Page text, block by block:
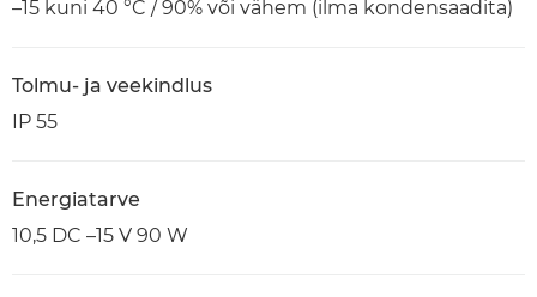
–15 kuni 40 °C / 90% või vähem (ilma kondensaadita)
Tolmu- ja veekindlus
IP 55
Energiatarve
10,5 DC –15 V 90 W